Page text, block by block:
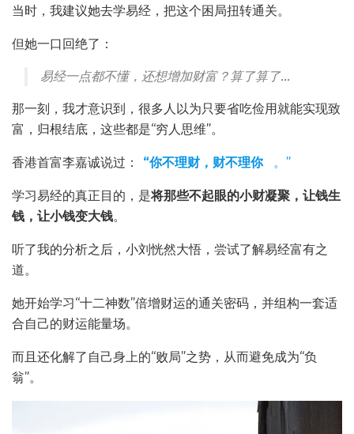
当时，我建议她去学易经，把这个困局扭转通关。
但她一口回绝了：
易经一点都不懂，还想增加财富？算了算了…
那一刻，我才意识到，很多人以为只要省吃俭用就能实现致
富，归根结底，这些都是“穷人思维”。
香港首富李嘉诚说过： “你不理财，财不理你 。”
学习易经的真正目的，是将那些不起眼的小财凝聚，让钱生
钱，让小钱变大钱。
听了我的分析之后，小刘恍然大悟，尝试了解易经富有之
道。
她开始学习“十二神数”倍增财运的通关密码，并组构一套适
合自己的财运能量场。
而且还化解了自己身上的“败局”之势，从而避免成为“负
翁”。